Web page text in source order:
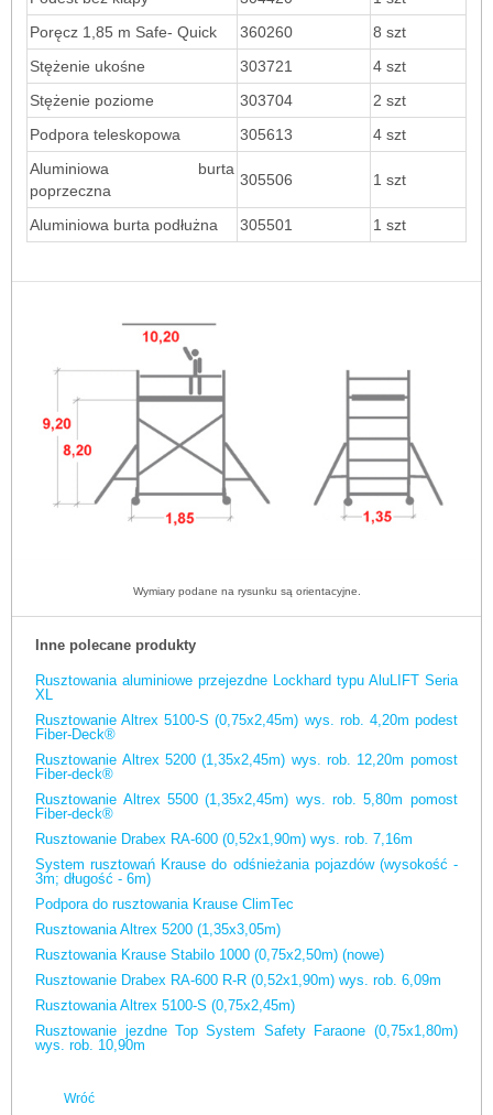
Poręcz 1,85 m Safe- Quick
360260
8 szt
Stężenie ukośne
303721
4 szt
Stężenie poziome
303704
2 szt
Podpora teleskopowa
305613
4 szt
Aluminiowa burta
poprzeczna
305506 1 szt
Aluminiowa burta podłużna 305501 1 szt
Wymiary podane na rysunku są orientacyjne.
Inne polecane produkty
Rusztowania aluminiowe przejezdne Lockhard typu AluLIFT Seria
XL
Rusztowanie Altrex 5100-S (0,75x2,45m) wys. rob. 4,20m podest
Fiber-Deck®
Rusztowanie Altrex 5200 (1,35x2,45m) wys. rob. 12,20m pomost
Fiber-deck®
Rusztowanie Altrex 5500 (1,35x2,45m) wys. rob. 5,80m pomost
Fiber-deck®
Rusztowanie Drabex RA-600 (0,52x1,90m) wys. rob. 7,16m
System rusztowań Krause do odśnieżania pojazdów (wysokość -
3m; długość - 6m)
Podpora do rusztowania Krause ClimTec
Rusztowania Altrex 5200 (1,35x3,05m)
Rusztowania Krause Stabilo 1000 (0,75x2,50m) (nowe)
Rusztowanie Drabex RA-600 R-R (0,52x1,90m) wys. rob. 6,09m
Rusztowania Altrex 5100-S (0,75x2,45m)
Rusztowanie jezdne Top System Safety Faraone (0,75x1,80m)
wys. rob. 10,90m
Wróć